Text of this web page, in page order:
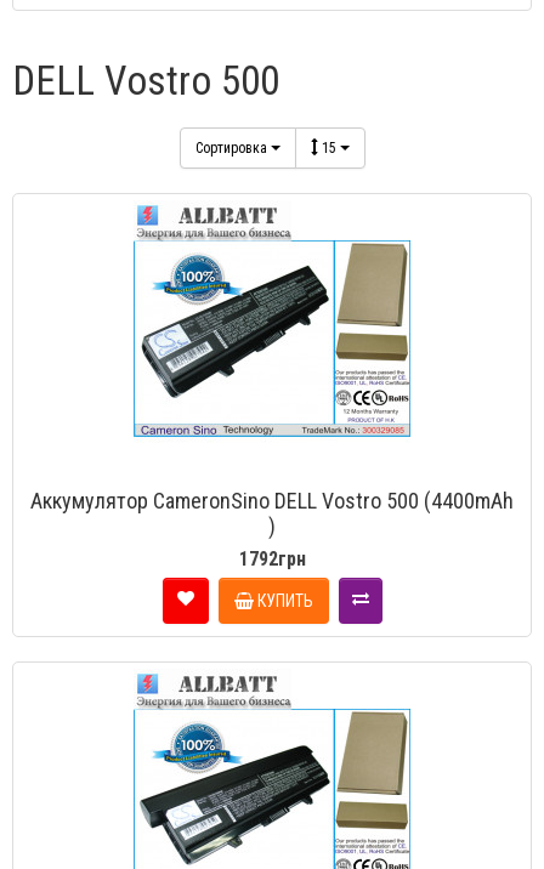
DELL Vostro 500
Сортировка 15
Аккумулятор CameronSino DELL Vostro 500 (4400mAh
)
1792грн
КУПИТЬ